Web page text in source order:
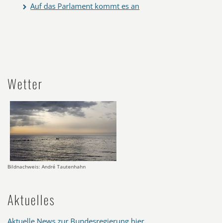
Auf das Parlament kommt es an
Wetter
Bildnachweis: André Tautenhahn
Aktuelles
Aktuelle News zur Bundesregierung hier.